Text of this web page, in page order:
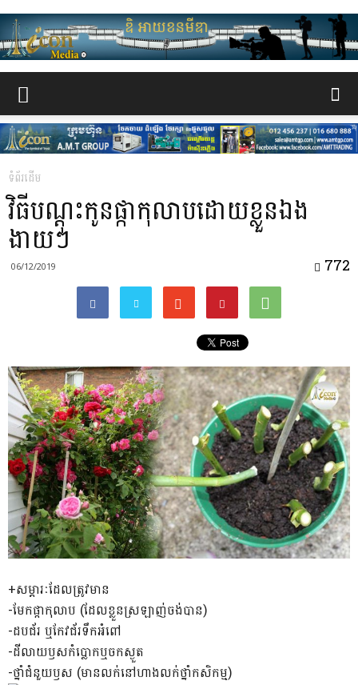
ទំព័រដើម
វិធីបណ្តុះ​កូន​ផ្កា​កុលាប​ដោយខ្លួនឯង
ងាយៗ
06/12/2019 772
+សម្ភារៈ​ដែល​ត្រូវ​មាន
-មែក​ផ្កា​កុលាប (​ដែល​ខ្លួន​ស្រឡាញ់​ចង់បាន​)
-ដប​ជ័រ ឬ​កែវ​ជ័រ​ទឹកអំពៅ
-ដី​លាយ​ឫស​កំប្លោក​ឬ​ចក​ស្ងួត​
-ថ្នាំ​ជំនួយ​ឫស (​មាន​លក់​នៅ​ហាង​លក់​ថ្នាំ​កសិកម្ម​)